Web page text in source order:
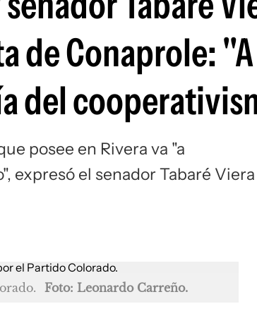
de Conaprole: "A
del
posee en Rivera va "a
expresó el senador Tabaré Viera
Foto: Leonardo Carreño.